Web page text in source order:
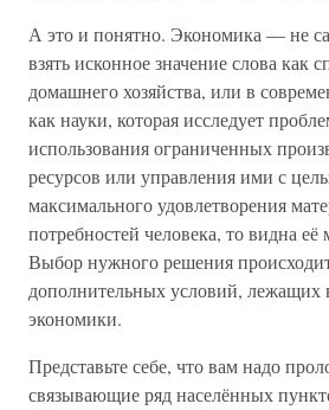
А это и понятно. Экономика — не
взять исконное значение слова как
домашнего хозяйства, или в
как науки, которая исследует
использования ограниченных
ресурсов или управления ими с
максимального удовлетворения
потребностей человека, то видна её
Выбор нужного решения
дополнительных условий, лежащих
экономики.
Представьте себе, что вам надо
связывающие ряд населённых